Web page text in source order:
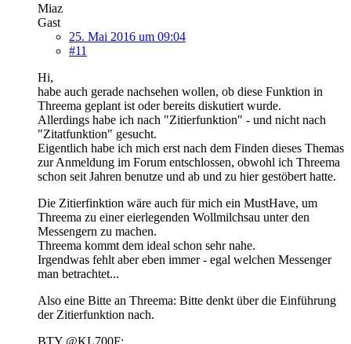
Miaz
Gast
25. Mai 2016 um 09:04
#11
Hi,
habe auch gerade nachsehen wollen, ob diese Funktion in
Threema geplant ist oder bereits diskutiert wurde.
Allerdings habe ich nach "Zitierfunktion" - und nicht nach
"Zitatfunktion" gesucht.
Eigentlich habe ich mich erst nach dem Finden dieses Themas
zur Anmeldung im Forum entschlossen, obwohl ich Threema
schon seit Jahren benutze und ab und zu hier gestöbert hatte.
Die Zitierfinktion wäre auch für mich ein MustHave, um
Threema zu einer eierlegenden Wollmilchsau unter den
Messengern zu machen.
Threema kommt dem ideal schon sehr nahe.
Irgendwas fehlt aber eben immer - egal welchen Messenger
man betrachtet...
Also eine Bitte an Threema: Bitte denkt über die Einführung
der Zitierfunktion nach.
BTY @KL700F: